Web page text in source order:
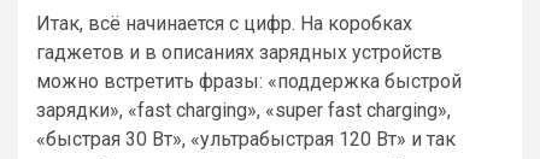
Итак, всё начинается с цифр. На коробках
гаджетов и в описаниях зарядных устройств
можно встретить фразы: «поддержка быстрой
зарядки», «fast charging», «super fast charging»,
«быстрая 30 Вт», «ультрабыстрая 120 Вт» и так